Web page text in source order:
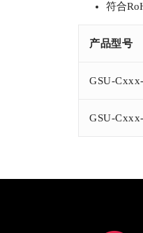
符合
产品型号
GSU-
GSU-